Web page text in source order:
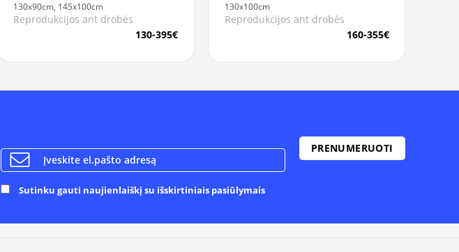
130x90cm, 145x100cm
Reprodukcijos ant drobės
130-395€
130x100cm
Reprodukcijos ant drobės
160-355€
Sutinku gauti naujienlaiškį su išskirtiniais pasiūlymais